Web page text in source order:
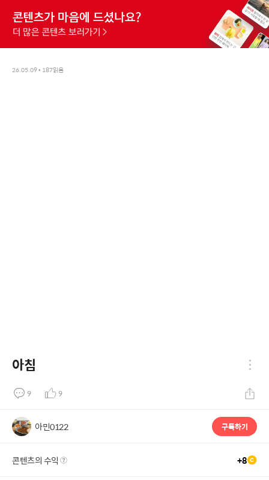
26.05.09• 187읽음
아침
9 9
아민0122 구독하기
콘텐츠의 수익 +8